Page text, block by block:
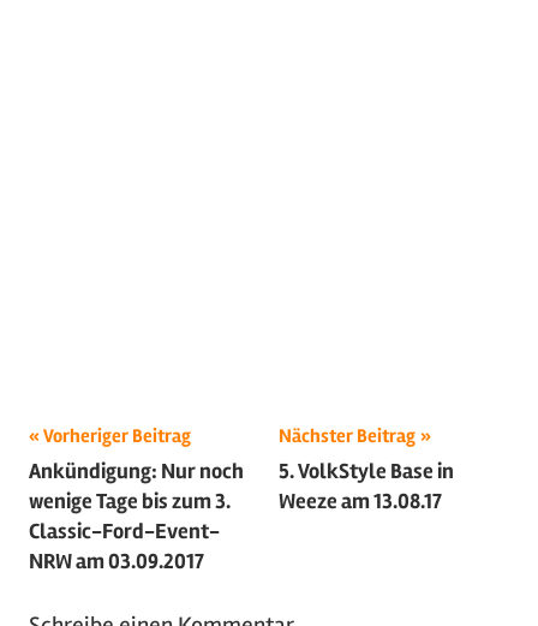
Schlagwörter:
2017,
Classic
Days,
Classic
Beitragsnavigation
Vorheriger Beitrag
Ankündigung: Nur noch
wenige Tage bis zum 3.
Classic-Ford-Event-
NRW am 03.09.2017
Nächster Beitrag
5. VolkStyle Base in
Weeze am 13.08.17